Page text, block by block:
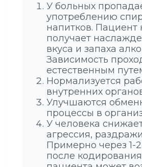
У больных
употреблению
напитков. Пациент
получает
вкуса и запаха
Зависимость
естественным
Нормализуется
внутренних
Улучшаются
процессы в
У человека
агрессия,
Примерно через 1-
после